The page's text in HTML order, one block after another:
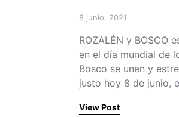
Posted on
8 junio, 2021
ROZALÉN y BOSCO
en el día mundial de
Bosco se unen y
justo hoy 8 de junio,
View Post